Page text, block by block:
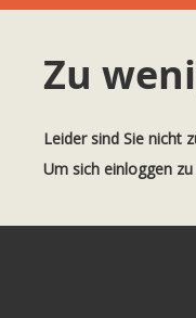
Zu
Leider sind Sie nicht
Um sich einloggen